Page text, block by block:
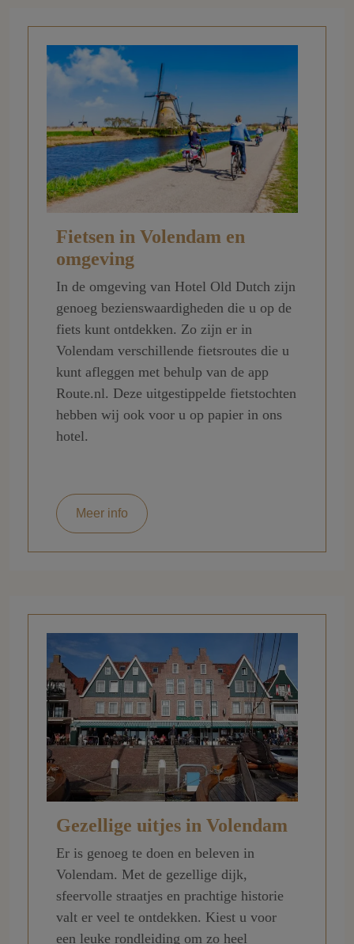
Fietsen in Volendam en
omgeving
In de omgeving van Hotel Old Dutch zijn
genoeg bezienswaardigheden die u op de
fiets kunt ontdekken. Zo zijn er in
Volendam verschillende fietsroutes die u
kunt afleggen met behulp van de app
Route.nl. Deze uitgestippelde fietstochten
hebben wij ook voor u op papier in ons
hotel.
Meer info
Gezellige uitjes in Volendam
Er is genoeg te doen en beleven in
Volendam. Met de gezellige dijk,
sfeervolle straatjes en prachtige historie
valt er veel te ontdekken. Kiest u voor
een leuke rondleiding om zo heel